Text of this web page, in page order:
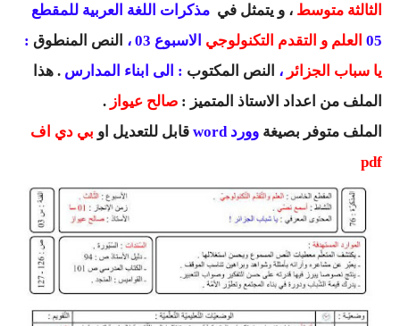
السنة الاولى متوسط
السنة الثانية متوسط
السنة الثالثة متوسط
شهادة التعليم المتوسط
بنك الفروض و الاختبارات
محفظة الأستاذ
بنك مذكرات الاستاذ
الثالثة متوسط ، و يتمثل في مذكرات اللغة العربية للمقطع
05 العلم و التقدم التكنولوجي الاسبوع 03 ، النص المنطوق :
يا سباب الجزائر ، النص المكتوب : الى ابناء المدارس . هذا
الملف من اعداد الاستاذ المتميز : صالح عيواز .
الملف متوفر بصيغة وورد word قابل للتعديل او بي دي اف
pdf